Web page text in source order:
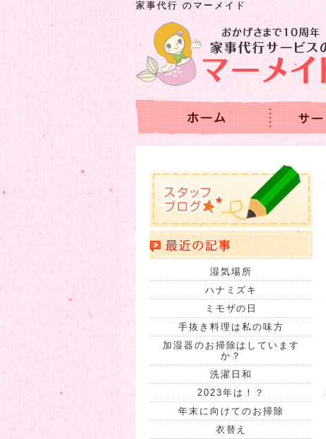
家事代行 のマーメイド
湿気場所
ハナミズキ
ミモザの日
手抜き料理は私の味方
加湿器のお掃除はしています
か？
洗濯日和
2023年は！？
年末に向けてのお掃除
衣替え